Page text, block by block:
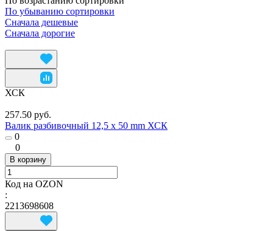
По убыванию сортировки
Сначала дешевые
Сначала дорогие
ХСК
257.50 руб.
Валик разбивочный 12,5 х 50 mm ХСК
0
0
В корзину
Код на OZON
:
2213698608